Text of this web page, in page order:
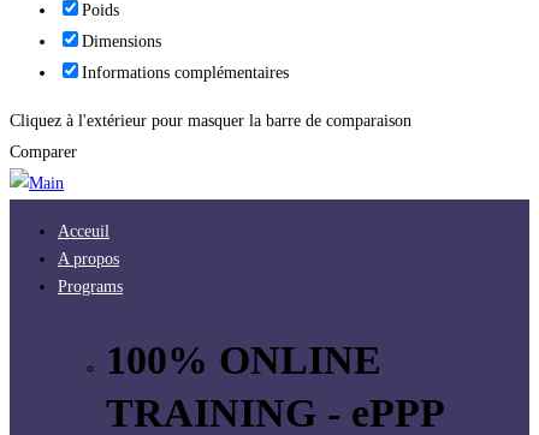
Poids
Dimensions
Informations complémentaires
Cliquez à l'extérieur pour masquer la barre de comparaison
Comparer
Acceuil
A propos
Programs
100% ONLINE
TRAINING - ePPP